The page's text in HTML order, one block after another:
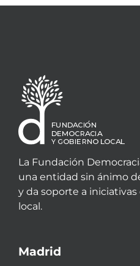
La Fundación
una entidad sin ánimo
y da soporte a
local.
Madrid